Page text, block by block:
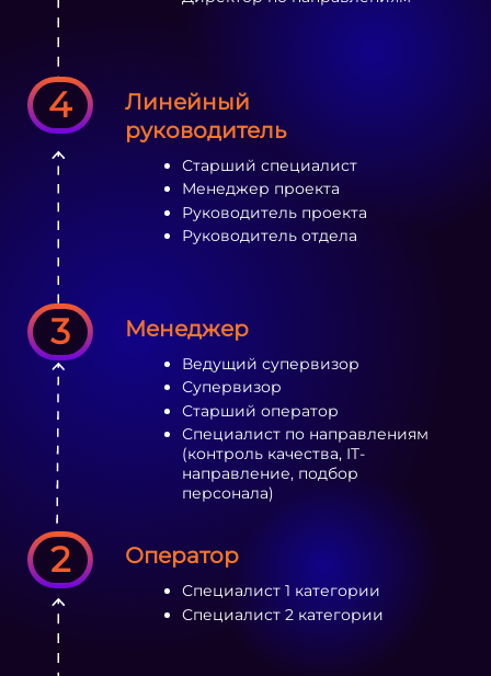
2
3
4
Оператор
Специалист 1 категории
Специалист 2 категории
Менеджер
Ведущий супервизор
Супервизор
Старший оператор
Специалист по направлениям
(контроль качества, IT-
направление, подбор
персонала)
Линейный
руководитель
Старший специалист
Менеджер проекта
Руководитель проекта
Руководитель отдела